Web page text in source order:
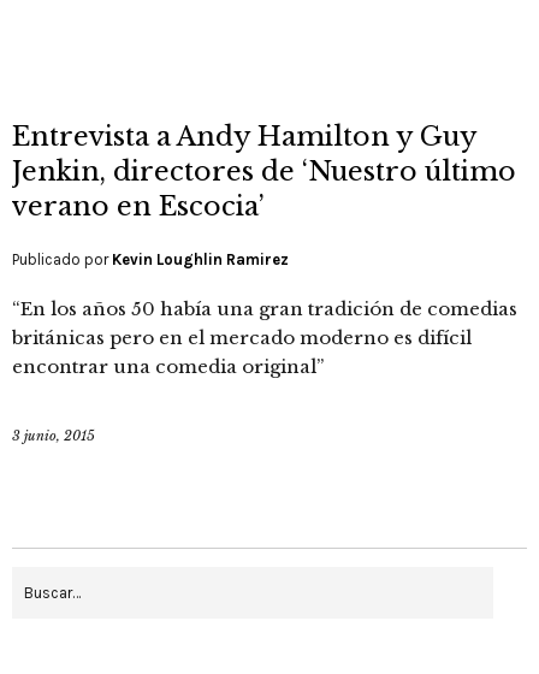
Entrevista a Andy Hamilton y Guy
Jenkin, directores de ‘Nuestro último
verano en Escocia’
Publicado por Kevin Loughlin Ramirez
“En los años 50 había una gran tradición de comedias
británicas pero en el mercado moderno es difícil
encontrar una comedia original”
3 junio, 2015